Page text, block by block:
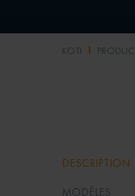
KOTI
DESCRIPTION
MODÈLES